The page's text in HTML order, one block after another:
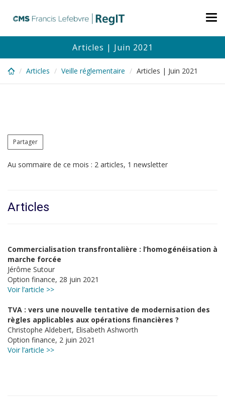
content
Articles | Juin 2021
Articles Veille réglementaire Articles | Juin 2021
Partager
Au sommaire de ce mois : 2 articles, 1 newsletter
Articles
Commercialisation transfrontalière : l’homogénéisation à
marche forcée
Jérôme Sutour
Option finance, 28 juin 2021
Voir l’article >>
TVA : vers une nouvelle tentative de modernisation des
règles applicables aux opérations financières ?
Christophe Aldebert, Elisabeth Ashworth
Option finance, 2 juin 2021
Voir l’article >>